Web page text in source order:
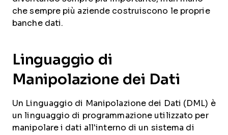
che sempre più aziende costruiscono le proprie
banche dati.
Linguaggio di
Manipolazione dei Dati
Un Linguaggio di Manipolazione dei Dati (DML) è
un linguaggio di programmazione utilizzato per
manipolare i dati all'interno di un sistema di